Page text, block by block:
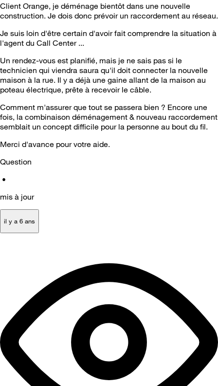
Client Orange, je déménage bientôt dans une nouvelle
construction. Je dois donc prévoir un raccordement au réseau.
Je suis loin d'être certain d'avoir fait comprendre la situation à
l'agent du Call Center ...
Un rendez-vous est planifié, mais je ne sais pas si le
technicien qui viendra saura qu'il doit connecter la nouvelle
maison à la rue. Il y a déjà une gaine allant de la maison au
poteau électrique, prête à recevoir le câble.
Comment m'assurer que tout se passera bien ? Encore une
fois, la combinaison déménagement & nouveau raccordement
semblait un concept difficile pour la personne au bout du fil.
Merci d'avance pour votre aide.
Question
•
mis à jour
il y a 6 ans